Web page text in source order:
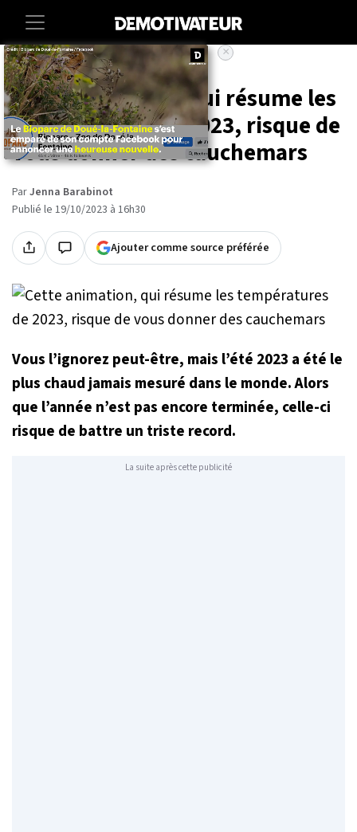
Accueil Environnement
Cette animation, qui résume les
températures de 2023, risque de
vous donner des cauchemars
ParJenna Barabinot
Publié le 19/10/2023 à 16h30
Ajouter comme source préférée
Vous l’ignorez peut-être, mais l’été 2023 a été le
plus chaud jamais mesuré dans le monde. Alors
que l’année n’est pas encore terminée, celle-ci
risque de battre un triste record.
La suite après cette publicité
×